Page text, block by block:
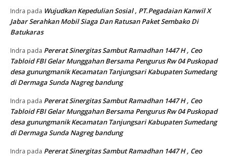
Indra pada Wujudkan Kepedulian Sosial , PT.Pegadaian Kanwil X
Jabar Serahkan Mobil Siaga Dan Ratusan Paket Sembako Di
Batukaras
Indra pada Pererat Sinergitas Sambut Ramadhan 1447 H , Ceo
Tabloid FBI Gelar Munggahan Bersama Pengurus Rw 04 Puskopad
desa gunungmanik Kecamatan Tanjungsari Kabupaten Sumedang
di Dermaga Sunda Nagreg bandung
Indra pada Pererat Sinergitas Sambut Ramadhan 1447 H , Ceo
Tabloid FBI Gelar Munggahan Bersama Pengurus Rw 04 Puskopad
desa gunungmanik Kecamatan Tanjungsari Kabupaten Sumedang
di Dermaga Sunda Nagreg bandung
Indra pada Pererat Sinergitas Sambut Ramadhan 1447 H , Ceo